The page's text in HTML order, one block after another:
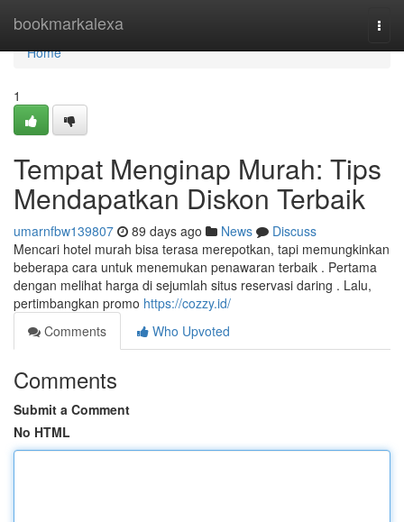
bookmarkalexa
Home
Home
1
Tempat Menginap Murah: Tips
Mendapatkan Diskon Terbaik
umarnfbw139807 89 days ago News
Discuss
Mencari hotel murah bisa terasa merepotkan, tapi memungkinkan
beberapa cara untuk menemukan penawaran terbaik . Pertama
dengan melihat harga di sejumlah situs reservasi daring . Lalu,
pertimbangkan promo https://cozzy.id/
Comments
Who Upvoted
Comments
Submit a Comment
No HTML